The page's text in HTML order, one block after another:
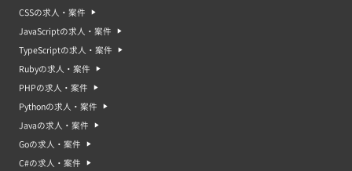
CSSの求人・案件
JavaScriptの求人・案件
TypeScriptの求人・案件
Rubyの求人・案件
PHPの求人・案件
Pythonの求人・案件
Javaの求人・案件
Goの求人・案件
C#の求人・案件